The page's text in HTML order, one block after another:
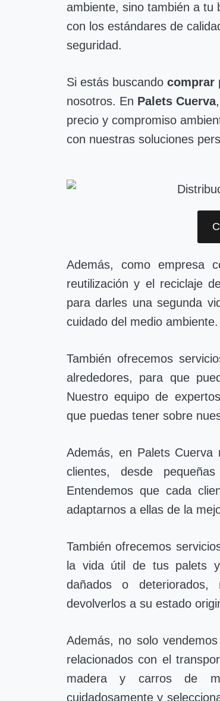
ambiente, sino también a tu
con los estándares de
seguridad.
Si estás buscando comprar
nosotros. En Palets Cuerva
precio y compromiso
con nuestras soluciones
Además, como empresa
reutilización y el reciclaje
para darles una segunda
cuidado del medio ambiente.
También ofrecemos
alrededores, para que
Nuestro equipo de
que puedas tener sobre
Además, en Palets Cuerva
clientes, desde
Entendemos que cada
adaptarnos a ellas de la
También ofrecemos
la vida útil de tus palets
dañados o
devolverlos a su estado
Además, no solo
relacionados con el
madera y carros de
cuidadosamente y